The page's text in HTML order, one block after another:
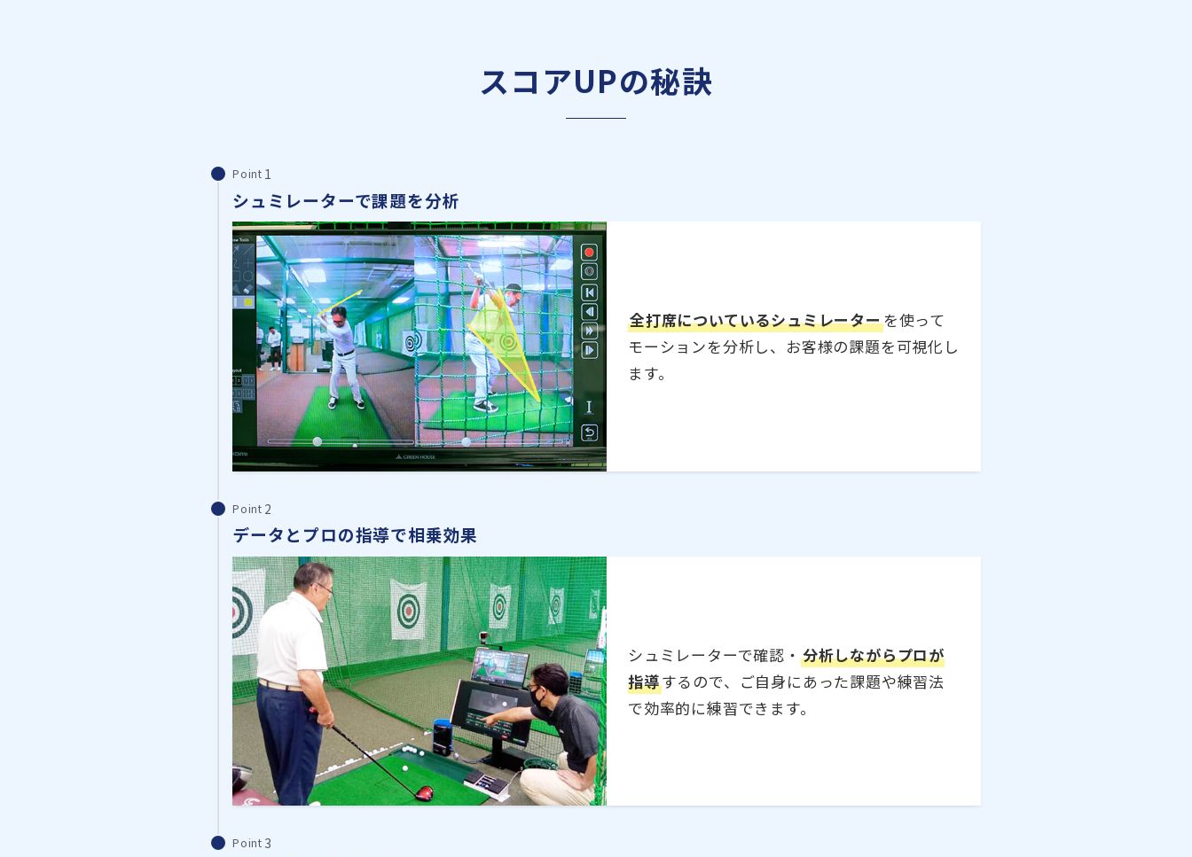
スコアUPの秘訣
Point
シュミレーターで課題を分析
全打席についているシュミレーターを使って
モーションを分析し、お客様の課題を可視化し
ます。
Point
データとプロの指導で相乗効果
シュミレーターで確認・ 分析しながらプロが
指導するので、ご自身にあった課題や練習法
で効率的に練習できます。
Point